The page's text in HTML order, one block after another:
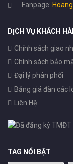
Fanpage:
DỊCH VỤ KHÁCH
Chính sách giao
Chính sách bảo
Đại lý phân phối
Bảng giá đàn các
Liên Hệ
TAG NỔI BẬT